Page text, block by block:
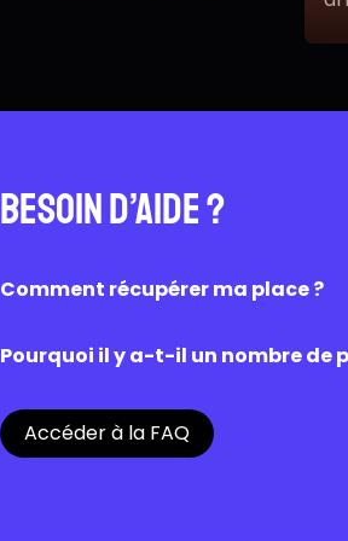
Besoin d’aide ?
Comment récupérer ma place ?
caisse du cinéma. Une fois scanné,
Pourquoi il y a-t-il un nombre de
Chaque cinéma est libre de
Accéder à la FAQ